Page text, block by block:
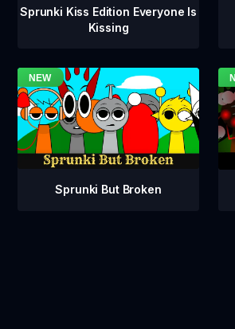
Sprunki Kiss Edition Everyone Is
Kissing
Sprunki But Broken